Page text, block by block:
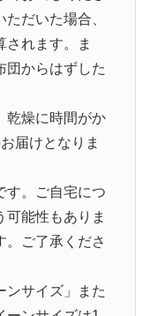
だいた場合、
されます。ま
団からはずした
乾燥に時間がか
届けとなりま
。
ご自宅につ
可能性もありま
。ご了承くださ
ンサイズ」また